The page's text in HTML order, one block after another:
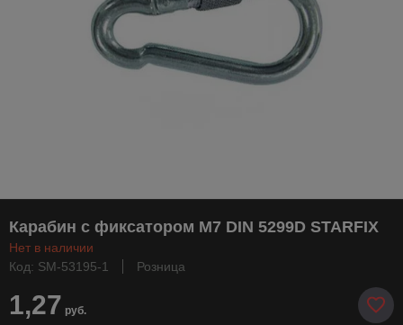
Карабин с фиксатором М7 DIN 5299D STARFIX
Нет в наличии
Код: SM-53195-1
Розница
1,27 руб.